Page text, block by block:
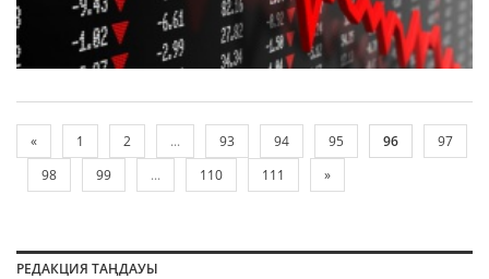
« 1 2 ... 93 94 95 96
97
98
99 ... 110 111 »
РЕДАКЦИЯ ТАҢДАУЫ